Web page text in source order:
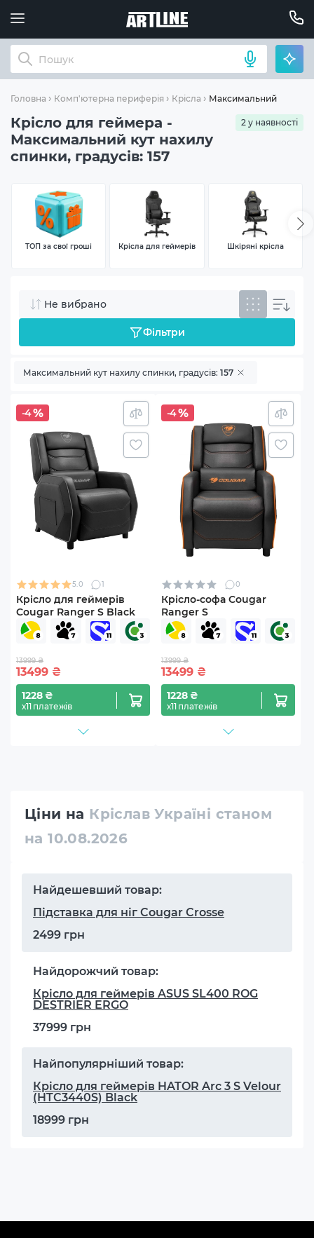
Головна Комп'ютерна периферія Крісла Максимальний кут
Крісло для геймера -
Максимальний кут нахилу
спинки, градусів: 157
2 у наявності
ТОП за свої гроші Крісла для геймерів Шкіряні крісла
Не вибрано
Фільтри
Максимальний кут нахилу спинки, градусів: 157
-4
5.0 1
Крісло для геймерів
Cougar Ranger S Black
13999 ₴
13499 ₴
1228 ₴
х11 платежів
-4
0
Крісло-софа Cougar
Ranger S
13999 ₴
13499 ₴
1228 ₴
х11 платежів
Ціни на Кріслав Україні станом
на 10.08.2026
Найдешевший товар:
Підставка для ніг Cougar Crosse
2499 грн
Найдорожчий товар:
Крісло для геймерів ASUS SL400 ROG
DESTRIER ERGO
37999 грн
Найпопулярніший товар:
Крісло для геймерів HATOR Arc 3 S Velour
(HTC3440S) Black
18999 грн